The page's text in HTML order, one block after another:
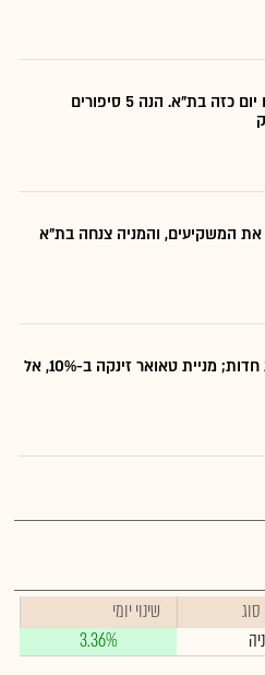
הרבה זמן לא ראינו יום כזה בת"א. הנה 5 סיפורים
את המשקיעים, והמניה צנחה בת"א
ת"א ננעלה בעליות חדות; מניית טאואר זינקה ב-10%, אל
סוג
שינוי יומי
3.36%